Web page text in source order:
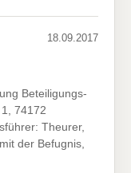
18.09.2017
Beteiligungs-
74172
Theurer,
der Befugnis,